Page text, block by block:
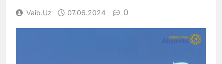
Vaib.uz 07.06.2024 0